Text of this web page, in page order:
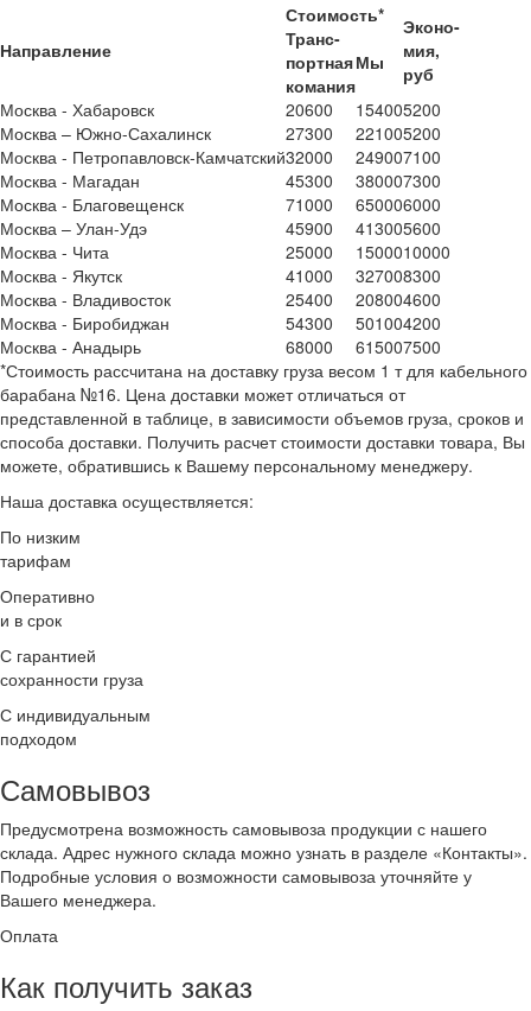
Направление
Стоимость*
Эконо-
мия,
руб
Транс-
портная
комания
Мы
Москва - Хабаровск
20600 154005200
Москва – Южно-Сахалинск
27300 221005200
Москва - Петропавловск-Камчатский32000 249007100
Москва - Магадан
45300 380007300
Москва - Благовещенск
71000 650006000
Москва – Улан-Удэ
45900 413005600
Москва - Чита
25000 1500010000
Москва - Якутск
41000 327008300
Москва - Владивосток
25400 208004600
Москва - Биробиджан
54300 501004200
Москва - Анадырь
68000 615007500
*Стоимость рассчитана на доставку груза весом 1 т для кабельного
барабана №16. Цена доставки может отличаться от
представленной в таблице, в зависимости объемов груза, сроков и
способа доставки. Получить расчет стоимости доставки товара, Вы
можете, обратившись к Вашему персональному менеджеру.
Наша доставка осуществляется:
По низким
тарифам
Оперативно
и в срок
С гарантией
сохранности груза
С индивидуальным
подходом
Самовывоз
Предусмотрена возможность самовывоза продукции с нашего
склада. Адрес нужного склада можно узнать в разделе «Контакты».
Подробные условия о возможности самовывоза уточняйте у
Вашего менеджера.
Оплата
Как получить заказ